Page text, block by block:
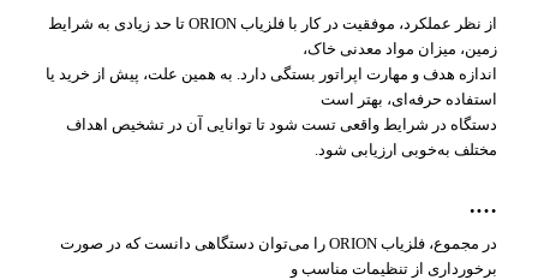
از نظر عملکرد، موفقیت در کار با فلزیاب ORION تا حد زیادی به شرایط
زمین، میزان مواد معدنی خاک،
اندازه هدف و مهارت اپراتور بستگی دارد. به همین علت، پیش از خرید یا
استفاده حرفه‌ای، بهتر است
دستگاه در شرایط واقعی تست شود تا توانایی آن در تشخیص اهداف
مختلف به‌خوبی ارزیابی شود.
….
در مجموع، فلزیاب ORION را می‌توان دستگاهی دانست که در صورت
برخورداری از تنظیمات مناسب و